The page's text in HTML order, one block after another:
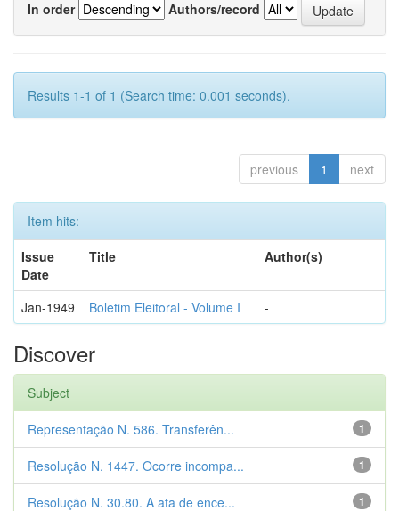
In order
Authors/record
Results 1-1 of 1 (Search time: 0.001 seconds).
previous 1 next
Item hits:
Issue
Date
Title Author(s)
Jan-1949 Boletim Eleitoral - Volume I -
Discover
Subject
1
Representação N. 586. Transferên...
1
Resolução N. 1447. Ocorre incompa...
1
Resolução N. 30.80. A ata de ence...